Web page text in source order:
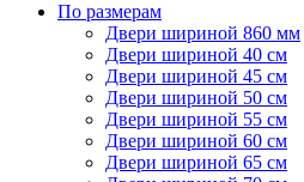
По размерам
Двери шириной 860 мм
Двери шириной 40 см
Двери шириной 45 см
Двери шириной 50 см
Двери шириной 55 см
Двери шириной 60 см
Двери шириной 65 см